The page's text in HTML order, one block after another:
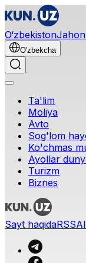
O‘zbekistonJahon
O'zbekcha
Ta'lim
Moliya
Avto
Sog'lom
Ko'chmas
Ayollar
Turizm
Biznes
Sayt haqidaRSS